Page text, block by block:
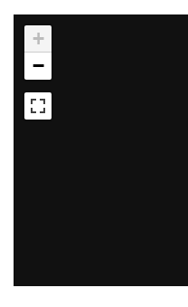
+
−